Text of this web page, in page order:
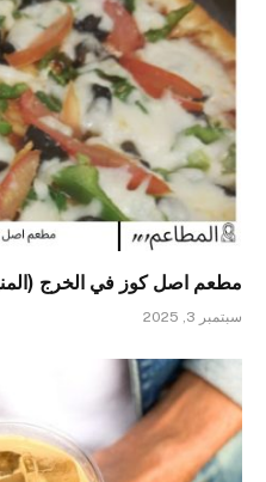
مطعم اصل كوز في الخرج
سبتمبر 3, 2025